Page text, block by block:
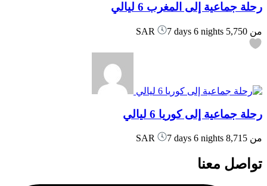
رحلة جماعية إلى المغرب 6 ليالي
من 7 days 6 nights
رحلة جماعية إلى كوريا 6 ليالي
من 7 days 6 nights
تواصل معنا